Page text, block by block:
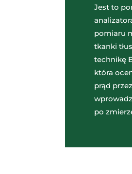
Jest to
pomiaru
tkanki
technikę
która
prąd
po